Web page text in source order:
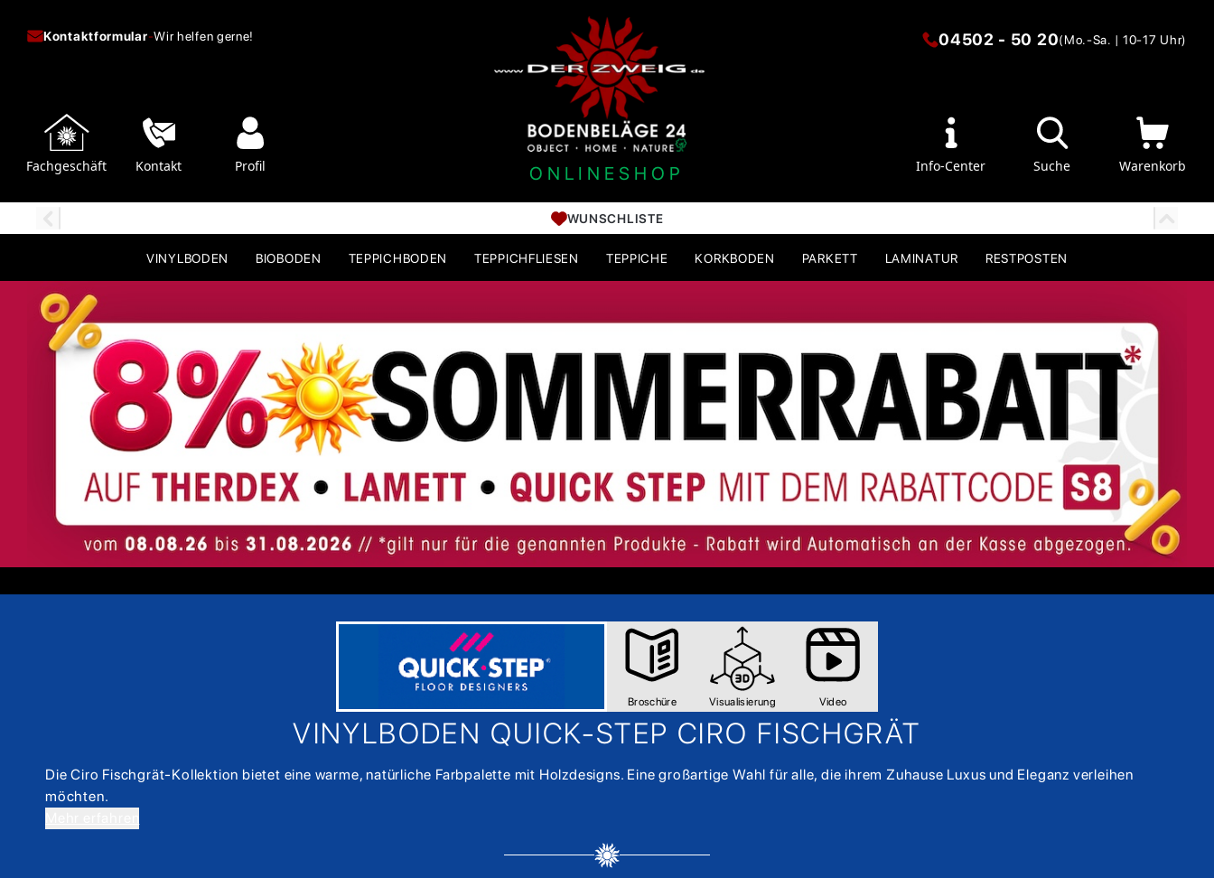
Kontaktformular-Wir helfen gerne!
Fachgeschäft Kontakt Profil ONLINESHOP
04502 - 50 20(Mo.-Sa. | 10-17 Uhr)
Info-Center Suche Warenkorb
WUNSCHLISTE
VINYLBODEN BIOBODEN TEPPICHBODEN TEPPICHFLIESEN TEPPICHE KORKBODEN PARKETT LAMINATUR RESTPOSTEN
Broschüre Visualisierung Video
VINYLBODEN QUICK-STEP CIRO FISCHGRÄT
Die Ciro Fischgrät-Kollektion bietet eine warme, natürliche Farbpalette mit Holzdesigns. Eine großartige Wahl für alle, die ihrem Zuhause Luxus und Eleganz verleihen
möchten.